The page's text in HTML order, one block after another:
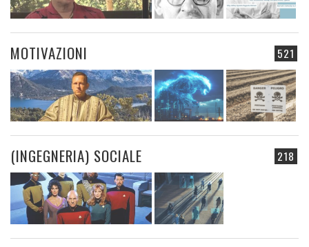
521
MOTIVAZIONI
218
(INGEGNERIA) SOCIALE